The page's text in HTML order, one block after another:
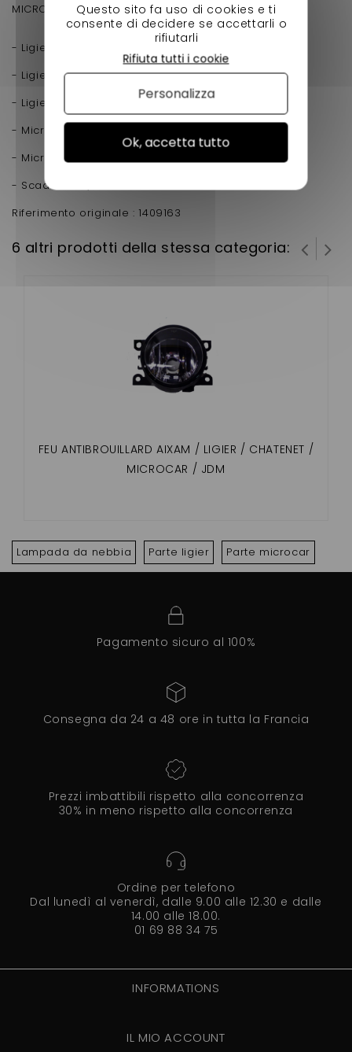
MICROCAR / DUÉ (VJR82-VJR84)
- Ligier JS50 fase 2 e 3 ( VJRB2 )
- Ligier JS50L fase 2 e 3 ( VJRB2 )
- Ligier JS60
- Microcar Mgo 4/5 ( VJR82 - VJR84 )
- Microcar Mgo 6
- Scadenza 3/5 P88
Riferimento originale : 1409163
6 altri prodotti della stessa categoria:
FEU ANTIBROUILLARD AIXAM / LIGIER / CHATENET /
MICROCAR / JDM
Lampada da nebbia Parte ligier Parte microcar
Pagamento sicuro al 100%
Consegna da 24 a 48 ore in tutta la Francia
Prezzi imbattibili rispetto alla concorrenza
30% in meno rispetto alla concorrenza
Ordine per telefono
Dal lunedì al venerdì, dalle 9.00 alle 12.30 e dalle
14.00 alle 18.00.
01 69 88 34 75
INFORMATIONS
IL MIO ACCOUNT
Questo sito fa uso di cookies e ti
consente di decidere se accettarli o
rifiutarli
Ok, accetta tutto
Rifiuta tutti i cookie
Personalizza